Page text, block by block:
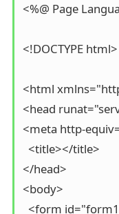
<%@ Page
<!DOCTYPE html>
<html
<head
<meta http-
  <title></title>
</head>
<body>
<form